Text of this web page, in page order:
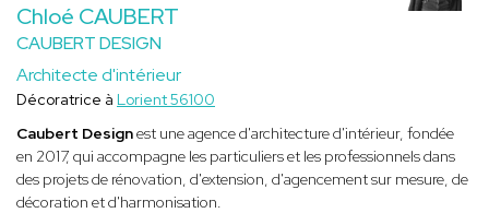
Chloé CAUBERT
CAUBERT DESIGN
Architecte d'intérieur
Décoratrice à Lorient 56100
Caubert Designest une agence d'architecture d'intérieur, fondée
en 2017, qui accompagne les particuliers et les professionnels dans
des projets de rénovation, d'extension, d'agencement sur mesure, de
décoration et d'harmonisation.